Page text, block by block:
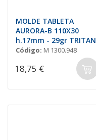
MOLDE TABLETA
AURORA-B 110X30
h.17mm - 29gr TRITAN
Código: M 1300.948
18,75 €